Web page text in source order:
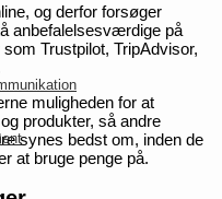
og derfor forsøger
anbefalelsesværdige på
Trustpilot, TripAdvisor,
muligheden for at
produkter, så andre
synes bedst om, inden de
at bruge penge på.